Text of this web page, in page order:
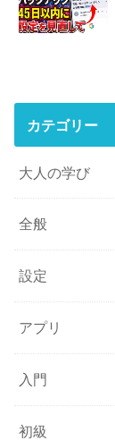
カテゴリー
大人の学び
全般
設定
アプリ
入門
初級